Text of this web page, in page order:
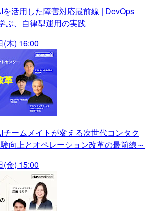
を活用した障害対応最前線 | DevOps
ぶ、自律型運用の実践
(木) 16:00
チームメイトが変える次世代コンタク
向上とオペレーション改革の最前線～
(金) 15:00